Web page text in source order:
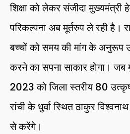
शिक्षा को लेकर संजीदा मुख्यमंत्री
परिकल्पना अब मूर्तरुप ले रही है।
बच्चों को समय की मांग के अनुरूप
करने का सपना साकार होगा।
2023 को जिला स्तरीय 80
रांची के धुर्वा स्थित ठाकुर
से करेंगे।